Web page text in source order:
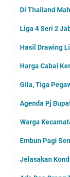
Di Thailand
Liga 4 Seri 2
Hasil Drawing
Harga Cabai
Gila, Tiga
Agenda Pj
Warga
Embun Pagi
Jelasakan